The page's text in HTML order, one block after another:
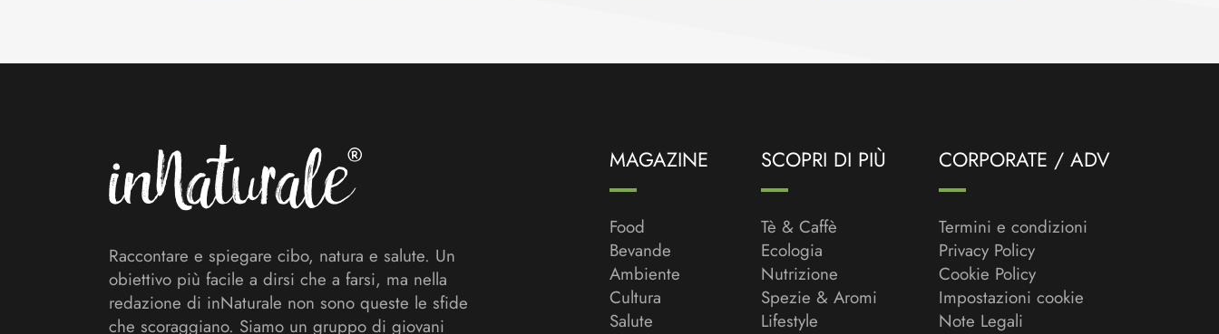
Raccontare e spiegare cibo, natura e salute. Un
obiettivo più facile a dirsi che a farsi, ma nella
redazione di inNaturale non sono queste le sfide
che scoraggiano. Siamo un gruppo di giovani
MAGAZINE
Food
Bevande
Ambiente
Cultura
Salute
SCOPRI DI PIÙ
Tè & Caffè
Ecologia
Nutrizione
Spezie & Aromi
Lifestyle
CORPORATE / ADV
Termini e condizioni
Privacy Policy
Cookie Policy
Impostazioni cookie
Note Legali